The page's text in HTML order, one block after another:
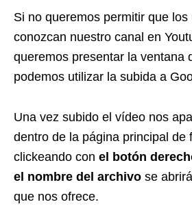
Si no queremos permitir que los
conozcan nuestro canal en
queremos presentar la ventana
podemos utilizar la subida a
Una vez subido el vídeo nos
dentro de la página principal de
clickeando con el botón
el nombre del archivo se
que nos ofrece.